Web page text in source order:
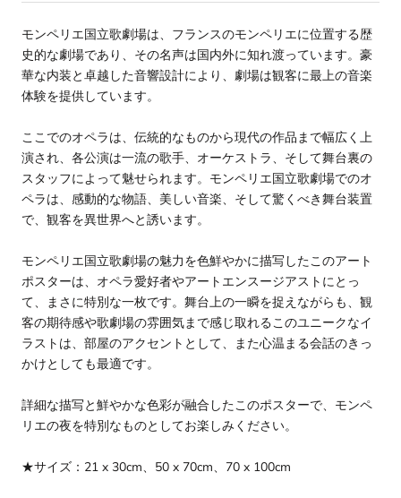
モンペリエ国立歌劇場は、フランスのモンペリエに位置する歴
史的な劇場であり、その名声は国内外に知れ渡っています。豪
華な内装と卓越した音響設計により、劇場は観客に最上の音楽
体験を提供しています。
ここでのオペラは、伝統的なものから現代の作品まで幅広く上
演され、各公演は一流の歌手、オーケストラ、そして舞台裏の
スタッフによって魅せられます。モンペリエ国立歌劇場でのオ
ペラは、感動的な物語、美しい音楽、そして驚くべき舞台装置
で、観客を異世界へと誘います。
モンペリエ国立歌劇場の魅力を色鮮やかに描写したこのアート
ポスターは、オペラ愛好者やアートエンスージアストにとっ
て、まさに特別な一枚です。舞台上の一瞬を捉えながらも、観
客の期待感や歌劇場の雰囲気まで感じ取れるこのユニークなイ
ラストは、部屋のアクセントとして、また心温まる会話のきっ
かけとしても最適です。
詳細な描写と鮮やかな色彩が融合したこのポスターで、モンペ
リエの夜を特別なものとしてお楽しみください。
★サイズ：21 x 30cm、50 x 70cm、70 x 100cm